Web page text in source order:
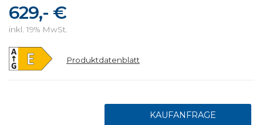
629,- €
inkl. 19% MwSt.
Produktdatenblatt